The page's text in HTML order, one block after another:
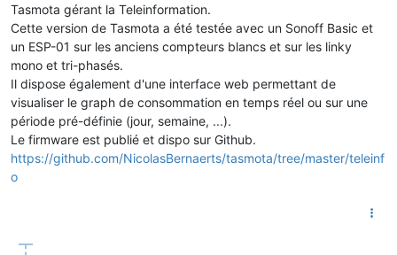
Tasmota gérant la Teleinformation.
Cette version de Tasmota a été testée avec un Sonoff Basic et
un ESP-01 sur les anciens compteurs blancs et sur les linky
mono et tri-phasés.
Il dispose également d'une interface web permettant de
visualiser le graph de consommation en temps réel ou sur une
période pré-définie (jour, semaine, ...).
Le firmware est publié et dispo sur Github.
https://github.com/NicolasBernaerts/tasmota/tree/master/teleinf
o